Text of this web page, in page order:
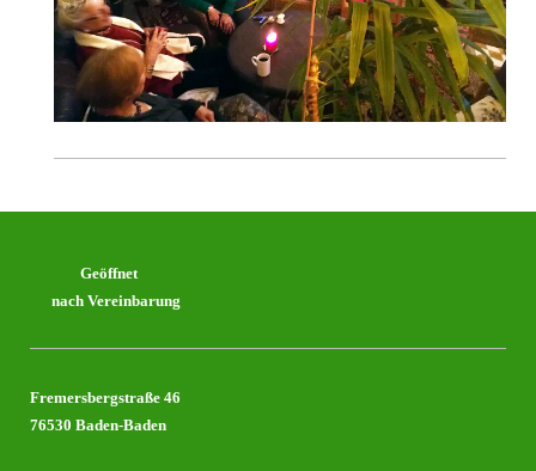
Geöffnet
nach Vereinbarung
Fremersbergstraße 46
76530 Baden-Baden